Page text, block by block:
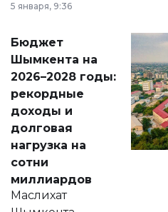
принести
народу
Венесуэлы.
5 января, 9:36
Бюджет
Шымкента на
2026–2028 годы:
рекордные
доходы и
долговая
нагрузка на
сотни
миллиардов
Маслихат